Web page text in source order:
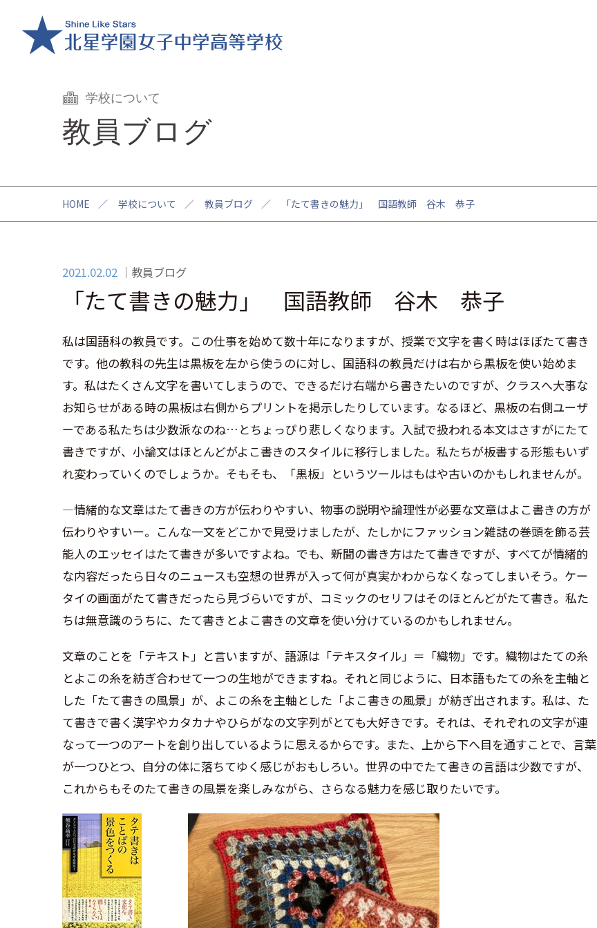
学校について
教員ブログ
HOME ／ 学校について ／ 教員ブログ ／ 「たて書きの魅力」 国語教師 谷木 恭子
2021.02.02 教員ブログ
「たて書きの魅力」 国語教師 谷木 恭子
私は国語科の教員です。この仕事を始めて数十年になりますが、授業で文字を書く時はほぼたて書き
です。他の教科の先生は黒板を左から使うのに対し、国語科の教員だけは右から黒板を使い始めま
す。私はたくさん文字を書いてしまうので、できるだけ右端から書きたいのですが、クラスへ大事な
お知らせがある時の黒板は右側からプリントを掲示したりしています。なるほど、黒板の右側ユーザ
ーである私たちは少数派なのね…とちょっぴり悲しくなります。入試で扱われる本文はさすがにたて
書きですが、小論文はほとんどがよこ書きのスタイルに移行しました。私たちが板書する形態もいず
れ変わっていくのでしょうか。そもそも、「黒板」というツールはもはや古いのかもしれませんが。
―情緒的な文章はたて書きの方が伝わりやすい、物事の説明や論理性が必要な文章はよこ書きの方が
伝わりやすいー。こんな一文をどこかで見受けましたが、たしかにファッション雑誌の巻頭を飾る芸
能人のエッセイはたて書きが多いですよね。でも、新聞の書き方はたて書きですが、すべてが情緒的
な内容だったら日々のニュースも空想の世界が入って何が真実かわからなくなってしまいそう。ケー
タイの画面がたて書きだったら見づらいですが、コミックのセリフはそのほとんどがたて書き。私た
ちは無意識のうちに、たて書きとよこ書きの文章を使い分けているのかもしれません。
文章のことを「テキスト」と言いますが、語源は「テキスタイル」＝「織物」です。織物はたての糸
とよこの糸を紡ぎ合わせて一つの生地ができますね。それと同じように、日本語もたての糸を主軸と
した「たて書きの風景」が、よこの糸を主軸とした「よこ書きの風景」が紡ぎ出されます。私は、た
て書きで書く漢字やカタカナやひらがなの文字列がとても大好きです。それは、それぞれの文字が連
なって一つのアートを創り出しているように思えるからです。また、上から下へ目を通すことで、言葉
が一つひとつ、自分の体に落ちてゆく感じがおもしろい。世界の中でたて書きの言語は少数ですが、
これからもそのたて書きの風景を楽しみながら、さらなる魅力を感じ取りたいです。